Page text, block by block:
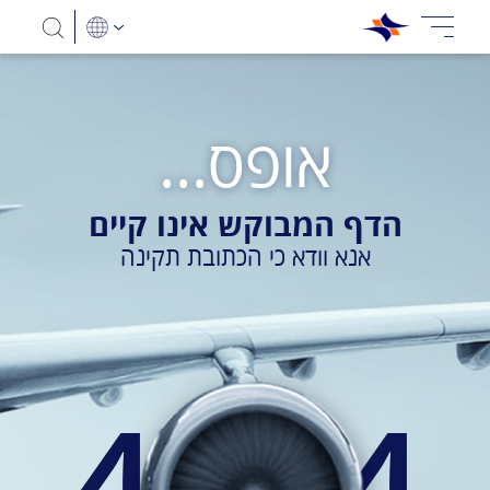
אופס...
הדף המבוקש אינו קיים
אנא וודא כי הכתובת תקינה